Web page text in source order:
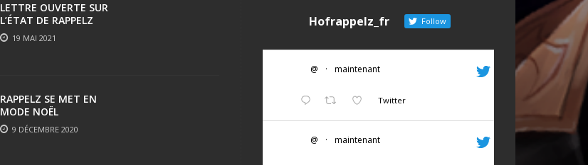
LETTRE OUVERTE SUR
L’ÉTAT DE RAPPELZ
19 MAI 2021
RAPPELZ SE MET EN
MODE NOËL
9 DÉCEMBRE 2020
Hofrappelz_fr Follow
@ · maintenant
Twitter
@ · maintenant